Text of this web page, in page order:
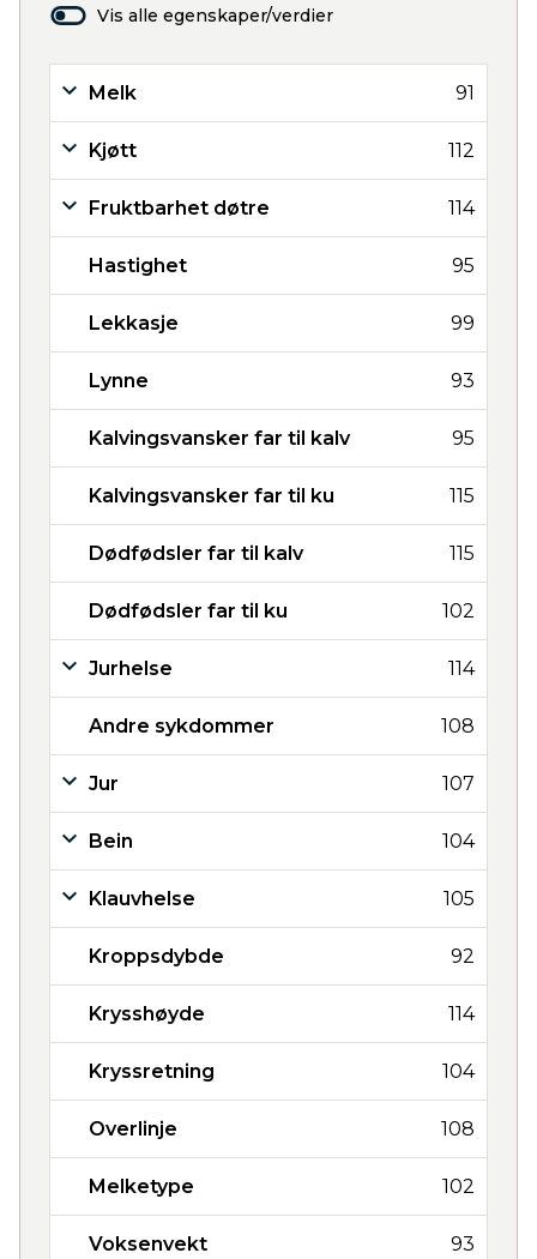
Vis alle egenskaper/verdier
Melk 91
Kjøtt 112
Fruktbarhet døtre 114
Hastighet 95
Lekkasje 99
Lynne 93
Kalvingsvansker far til kalv 95
Kalvingsvansker far til ku 115
Dødfødsler far til kalv 115
Dødfødsler far til ku 102
Jurhelse 114
Andre sykdommer 108
Jur 107
Bein 104
Klauvhelse 105
Kroppsdybde 92
Krysshøyde 114
Kryssretning 104
Overlinje 108
Melketype 102
Voksenvekt 93